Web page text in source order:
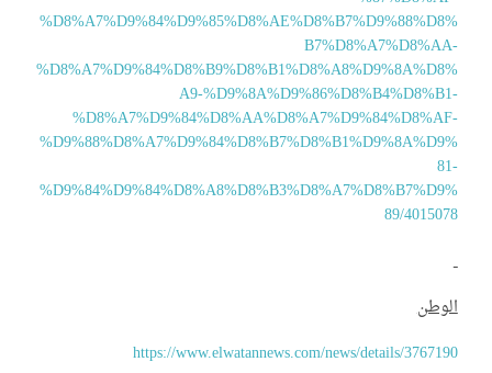
A9-
89/
https://www.elwatannews.com/news/details/